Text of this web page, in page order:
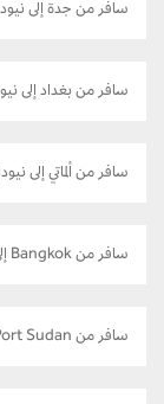
سافر من جدة إلى
سافر من بغداد إلى
سافر من ألماتي إلى
سافر من Bangkok إلى نيودلهي، الهند
سافر من Port Sudan إلى نيودلهي، الهند